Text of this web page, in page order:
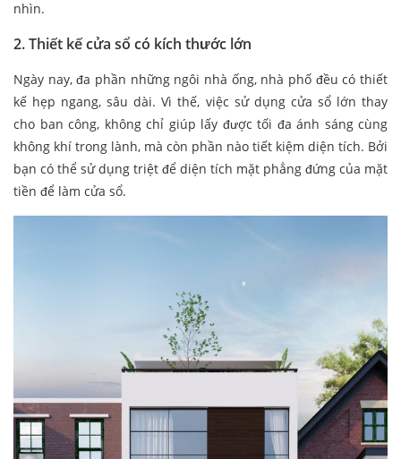
nhìn.
2. Thiết kế cửa sổ có kích thước lớn
Ngày nay, đa phần những ngôi nhà ống, nhà phố đều có thiết
kế hẹp ngang, sâu dài. Vì thế, việc sử dụng cửa sổ lớn thay
cho ban công, không chỉ giúp lấy được tối đa ánh sáng cùng
không khí trong lành, mà còn phần nào tiết kiệm diện tích. Bởi
bạn có thể sử dụng triệt để diện tích mặt phẳng đứng của mặt
tiền để làm cửa sổ.